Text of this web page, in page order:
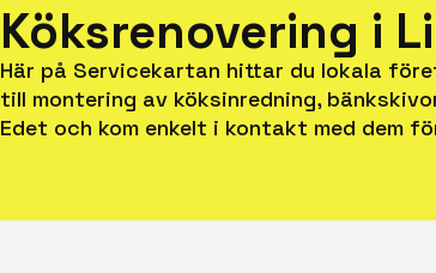
Köksrenovering i
Här på Servicekartan hittar du lokala
till montering av köksinredning,
Edet och kom enkelt i kontakt med dem